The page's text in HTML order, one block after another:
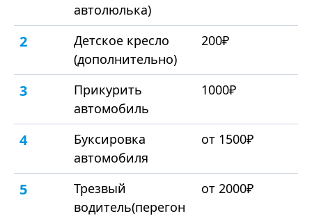
автолюлька)
2
Детское кресло
(дополнительно)
200₽
3
Прикурить
автомобиль
1000₽
4
Буксировка
автомобиля
от 1500₽
5
Трезвый
водитель(перегон
от 2000₽